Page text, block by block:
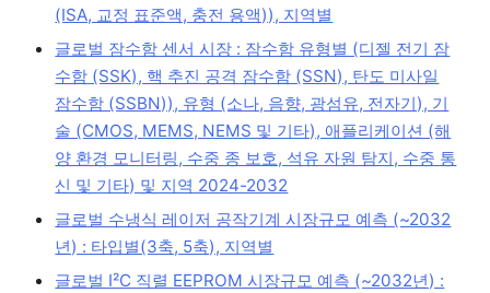
(ISA, 교정 표준액, 충전 용액)), 지역별
글로벌 잠수함 센서 시장 : 잠수함 유형별 (디젤 전기 잠
수함 (SSK), 핵 추진 공격 잠수함 (SSN), 탄도 미사일
잠수함 (SSBN)), 유형 (소나, 음향, 광섬유, 전자기), 기
술 (CMOS, MEMS, NEMS 및 기타), 애플리케이션 (해
양 환경 모니터링, 수중 종 보호, 석유 자원 탐지, 수중 통
신 및 기타) 및 지역 2024-2032
글로벌 수냉식 레이저 공작기계 시장규모 예측 (~2032
년) : 타입별(3축, 5축), 지역별
글로벌 I²C 직렬 EEPROM 시장규모 예측 (~2032년) :